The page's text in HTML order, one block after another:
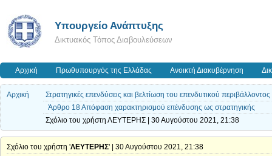
Υπουργείο Ανάπτυξης
Δικτυακός Τόπος Διαβουλεύσεων
Αρχική Πρωθυπουργός της Ελλάδας Ανοικτή Διακυβέρνηση
Αρχική
Στρατηγικές επενδύσεις και βελτίωση του επενδυτικού
Άρθρο 18 Απόφαση χαρακτηρισμού επένδυσης ως στρατηγικής
Σχόλιο του χρήστη ΛΕΥΤΕΡΗΣ | 30 Αυγούστου 2021, 21:38
Σχόλιο του χρήστη 'ΛΕΥΤΕΡΗΣ' | 30 Αυγούστου 2021, 21:38